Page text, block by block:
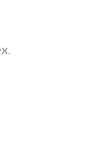
op de
en geheel
van
exclusief